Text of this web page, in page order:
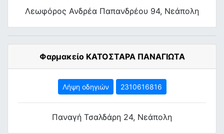
Λεωφόρος Ανδρέα Παπανδρέου 94, Νεάπολη
Φαρμακείο ΚΑΤΟΣΤΑΡΑ ΠΑΝΑΓΙΩΤΑ
Λήψη οδηγιών 2310616816
Παναγή Τσαλδάρη 24, Νεάπολη